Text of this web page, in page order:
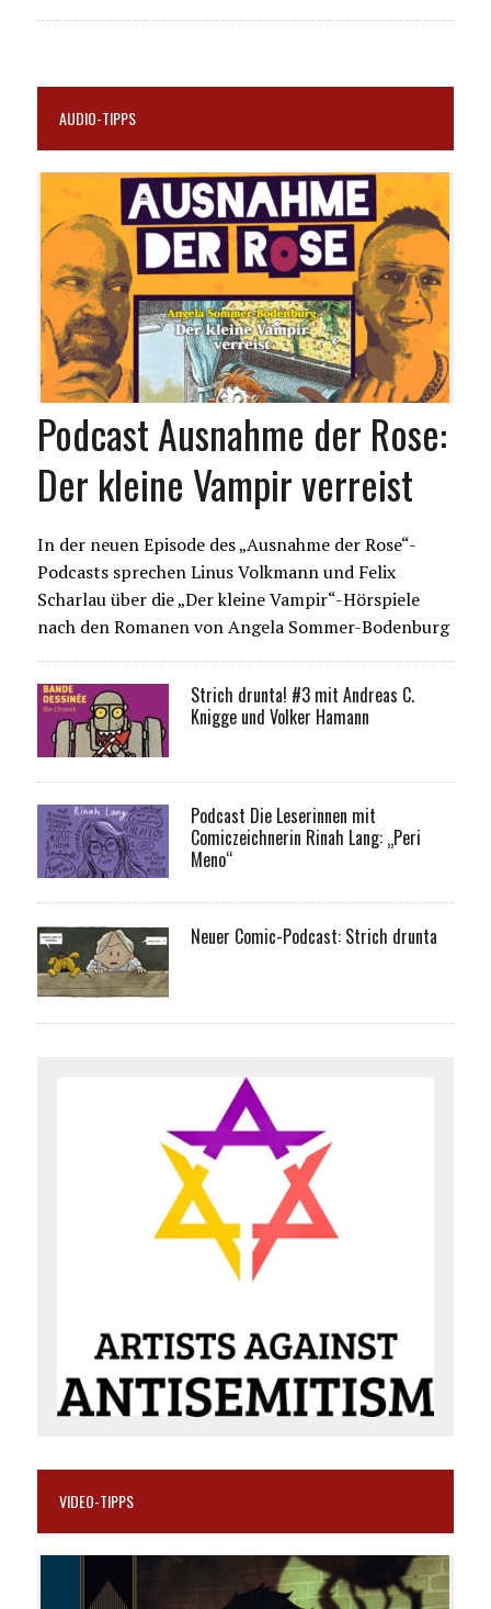
AUDIO-TIPPS
Podcast Ausnahme der Rose:
Der kleine Vampir verreist
In der neuen Episode des „Ausnahme der Rose“-
Podcasts sprechen Linus Volkmann und Felix
Scharlau über die „Der kleine Vampir“-Hörspiele
nach den Romanen von Angela Sommer-Bodenburg
Strich drunta! #3 mit Andreas C.
Knigge und Volker Hamann
Podcast Die Leserinnen mit
Comiczeichnerin Rinah Lang: „Peri
Meno“
Neuer Comic-Podcast: Strich drunta
VIDEO-TIPPS